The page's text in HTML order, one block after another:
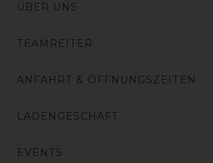
ÜBER UNS
TEAMREITER
ANFAHRT & ÖFFNUNGSZEITEN
LADENGESCHÄFT
EVENTS